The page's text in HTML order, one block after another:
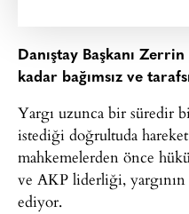
Danıştay Başkanı
kadar bağımsız ve
Yargı uzunca bir süredir
istediği doğrultuda hareket
mahkemelerden önce
ve AKP liderliği, yargının
ediyor.